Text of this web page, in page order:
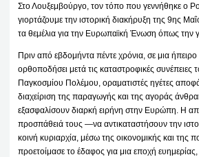
Στο Λουξεμβούργο, τον τόπο που γεννήθηκε ο
γιορτάζουμε την ιστορική διακήρυξη της 9ης
τα θεμέλια για την Ευρωπαϊκή Ένωση όπως την
Πριν από εβδομήντα πέντε χρόνια, σε μια
ορθοποδήσει μετά τις καταστροφικές συνέπειες
Παγκοσμίου Πολέμου, οραματιστές ηγέτες
διαχείριση της παραγωγής και της αγοράς
εξασφαλίσουν διαρκή ειρήνη στην Ευρώπη. Η
προσπάθειά τους —να αντικαταστήσουν την
κοινή κυριαρχία, μέσω της οικονομικής και της
προετοίμασε το έδαφος για μια εποχή